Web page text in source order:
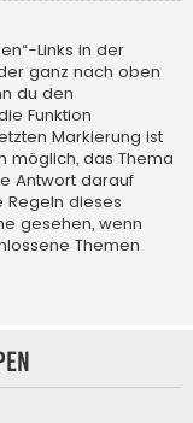
Links in der
ganz nach oben
du den
Funktion
Markierung ist
möglich, das Thema
Antwort darauf
Regeln dieses
gesehen, wenn
Themen